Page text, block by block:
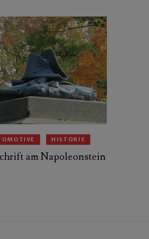
HISTORIE
am Napoleonstein